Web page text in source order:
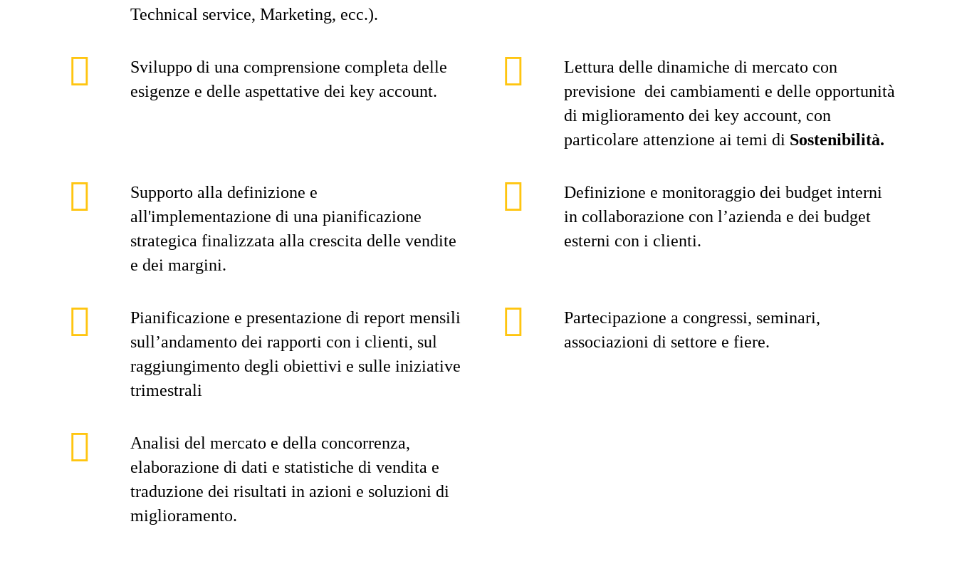
Technical service, Marketing, ecc.).
Sviluppo di una comprensione completa delle
esigenze e delle aspettative dei key account.
Lettura delle dinamiche di mercato con
previsione dei cambiamenti e delle opportunità
di miglioramento dei key account, con
particolare attenzione ai temi di Sostenibilità.
Supporto alla definizione e
all'implementazione di una pianificazione
strategica finalizzata alla crescita delle vendite
e dei margini.
Definizione e monitoraggio dei budget interni
in collaborazione con l’azienda e dei budget
esterni con i clienti.
Pianificazione e presentazione di report mensili
sull’andamento dei rapporti con i clienti, sul
raggiungimento degli obiettivi e sulle iniziative
trimestrali
Partecipazione a congressi, seminari,
associazioni di settore e fiere.
Analisi del mercato e della concorrenza,
elaborazione di dati e statistiche di vendita e
traduzione dei risultati in azioni e soluzioni di
miglioramento.